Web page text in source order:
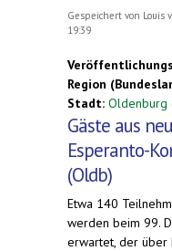
Gespeichert von Louis
19:39
Region
Stadt: Oldenburg
Gäste aus
Esperanto-
(Oldb)
Etwa 140
werden beim 99.
erwartet, der über